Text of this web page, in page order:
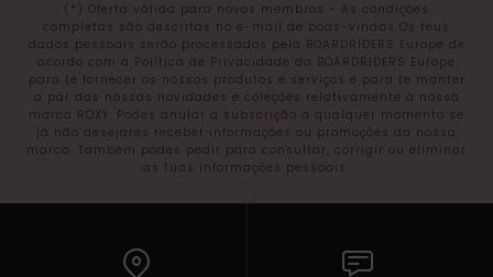
(*) Oferta válida para novos membros - As condições
completas são descritas no e-mail de boas-vindas Os teus
dados pessoais serão processados pela BOARDRIDERS Europe de
acordo com a Política de Privacidade da BOARDRIDERS Europe
para te fornecer os nossos produtos e serviços e para te manter
a par das nossas novidades e coleções relativamente à nossa
marca ROXY. Podes anular a subscrição a qualquer momento se
já não desejares receber informações ou promoções da nossa
marca. Também podes pedir para consultar, corrigir ou eliminar
as tuas informações pessoais.